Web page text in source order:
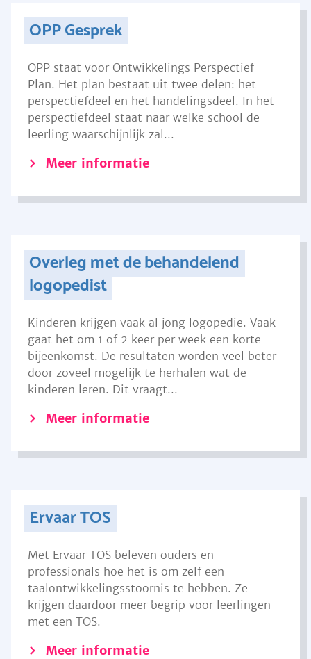
OPP Gesprek
OPP staat voor Ontwikkelings Perspectief
Plan. Het plan bestaat uit twee delen: het
perspectiefdeel en het handelingsdeel. In het
perspectiefdeel staat naar welke school de
leerling waarschijnlijk zal...
Meer informatie
Overleg met de behandelend
logopedist
Kinderen krijgen vaak al jong logopedie. Vaak
gaat het om 1 of 2 keer per week een korte
bijeenkomst. De resultaten worden veel beter
door zoveel mogelijk te herhalen wat de
kinderen leren. Dit vraagt...
Meer informatie
Ervaar TOS
Met Ervaar TOS beleven ouders en
professionals hoe het is om zelf een
taalontwikkelingsstoornis te hebben. Ze
krijgen daardoor meer begrip voor leerlingen
met een TOS.
Meer informatie